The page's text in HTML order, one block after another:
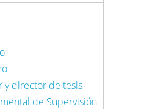
y director de tesis
de Supervisión